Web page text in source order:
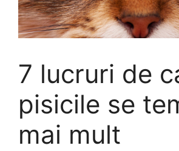
7 lucruri de
pisicile se
mai mult